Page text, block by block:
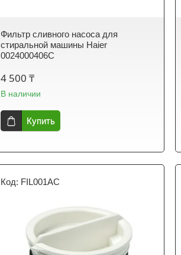
Фильтр сливного насоса для
стиральной машины Haier
0024000406C
4 500 ₸
В наличии
Купить
FIL001AC